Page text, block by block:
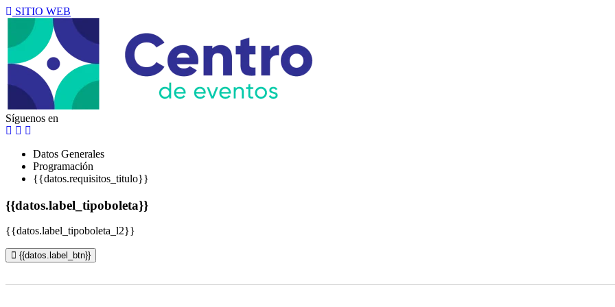
SITIO WEB
Síguenos en
Datos Generales
Programación
{{datos.requisitos_titulo}}
{{datos.label_tipoboleta}}
{{datos.label_tipoboleta_l2}}
{{datos.label_btn}}